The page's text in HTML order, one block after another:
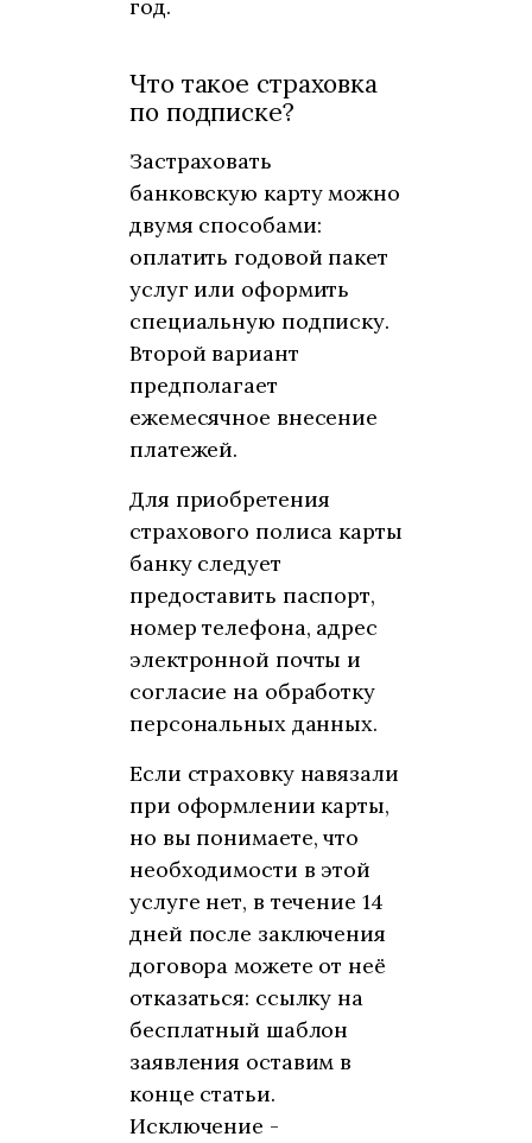
год.
Что такое страховка
по подписке?
Застраховать
банковскую карту можно
двумя способами:
оплатить годовой пакет
услуг или оформить
специальную подписку.
Второй вариант
предполагает
ежемесячное внесение
платежей.
Для приобретения
страхового полиса карты
банку следует
предоставить паспорт,
номер телефона, адрес
электронной почты и
согласие на обработку
персональных данных.
Если страховку навязали
при оформлении карты,
но вы понимаете, что
необходимости в этой
услуге нет, в течение 14
дней после заключения
договора можете от неё
отказаться: ссылку на
бесплатный шаблон
заявления оставим в
конце статьи.
Исключение -